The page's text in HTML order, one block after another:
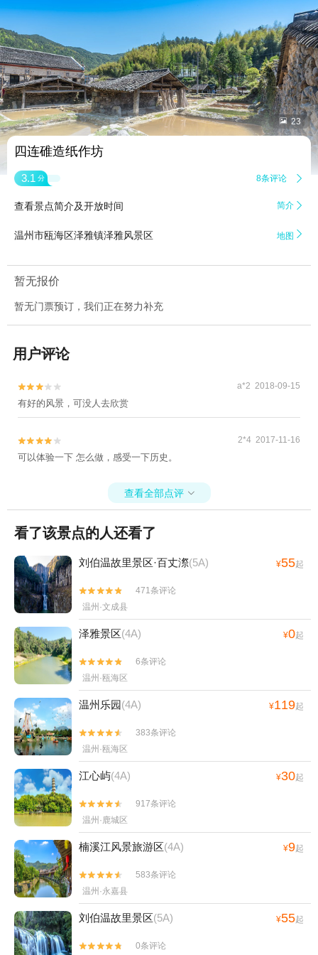
 23
四连碓造纸作坊
3.1 分 8条评论 
查看景点简介及开放时间 简介 
温州市瓯海区泽雅镇泽雅风景区 地图 
暂无报价
暂无门票预订，我们正在努力补充
用户评论

 a*2 2018-09-15
有好的风景，可没人去欣赏

 2*4 2017-11-16
可以体验一下 怎么做，感受一下历史。
查看全部点评 
看了该景点的人还看了
刘伯温故里景区·百丈漈(5A) ¥55起


471条评论
温州·文成县
泽雅景区(4A) ¥0起


6条评论
温州·瓯海区
温州乐园(4A) ¥119起


383条评论
温州·瓯海区
江心屿(4A) ¥30起


917条评论
温州·鹿城区
楠溪江风景旅游区(4A) ¥9起


583条评论
温州·永嘉县
刘伯温故里景区(5A) ¥55起

 0条评论
